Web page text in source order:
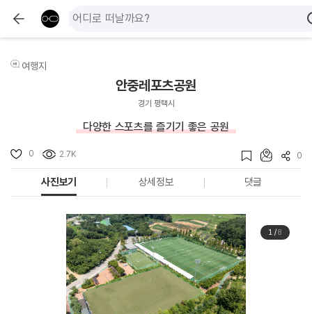
여행지
안중레포츠공원
경기 평택시
다양한 스포츠를 즐기기 좋은 공원
0 2.7K 0
사진보기 상세정보 댓글
1/8